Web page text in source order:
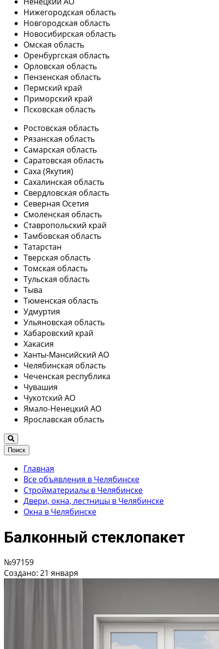
Нижегородская область
Новгородская область
Новосибирская область
Омская область
Оренбургская область
Орловская область
Пензенская область
Пермский край
Приморский край
Псковская область
Ростовская область
Рязанская область
Самарская область
Саратовская область
Саха (Якутия)
Сахалинская область
Свердловская область
Северная Осетия
Смоленская область
Ставропольский край
Тамбовская область
Татарстан
Тверская область
Томская область
Тульская область
Тыва
Тюменская область
Удмуртия
Ульяновская область
Хабаровский край
Хакасия
Ханты-Мансийский АО
Челябинская область
Чеченская республика
Чувашия
Чукотский АО
Ямало-Ненецкий АО
Ярославская область
Поиск
Главная
Все объявления в Челябинске
Стройматериалы в Челябинске
Двери, окна, лестницы в Челябинске
Окна в Челябинске
Балконный стеклопакет
№97159
Создано: 21 января